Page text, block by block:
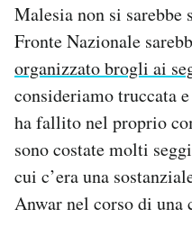
Malesia non si
Fronte Nazionale
organizzato brogli ai
consideriamo truccata
ha fallito nel proprio
sono costate molti
cui c’era una
Anwar nel corso di una